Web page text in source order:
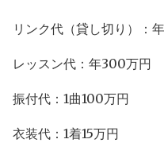
リンク代（貸し切り）：
レッスン代：年300万円
振付代：1曲100万円
衣装代：1着15万円